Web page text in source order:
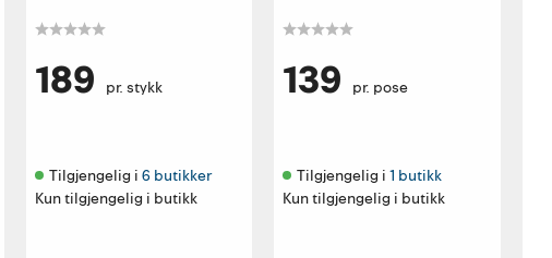
189 pr. stykk
Tilgjengelig i 6 butikker
Kun tilgjengelig i butikk
139 pr. pose
Tilgjengelig i 1 butikk
Kun tilgjengelig i butikk